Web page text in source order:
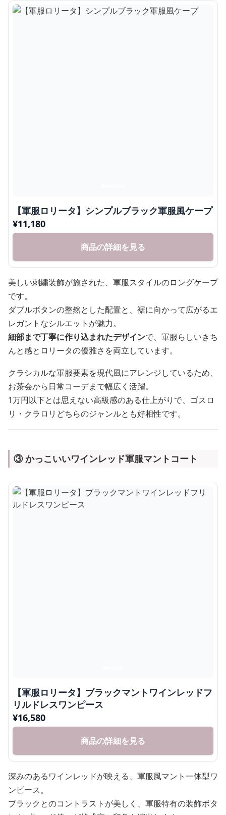
【軍服ロリータ】シンプルブラック軍服風ケープ
¥11,180
商品の詳細を見る
美しい刺繍装飾が施された、軍服スタイルのロングケープ
です。
ダブルボタンの整然とした配置と、裾に向かって広がるエ
レガントなシルエットが魅力。
細部まで丁寧に作り込まれたデザインで、軍服らしいきち
んと感とロリータの優雅さを両立しています。
クラシカルな軍服要素を現代風にアレンジしているため、
お茶会から日常コーデまで幅広く活躍。
1万円以下とは思えない高級感のある仕上がりで、ゴスロ
リ・クラロリどちらのジャンルとも好相性です。
③ かっこいいワインレッド軍服マントコート
【軍服ロリータ】ブラックマントワインレッドフ
リルドレスワンピース
¥16,580
商品の詳細を見る
深みのあるワインレッドが映える、軍服風マント一体型ワ
ンピース。
ブラックとのコントラストが美しく、軍服特有の装飾ボタ